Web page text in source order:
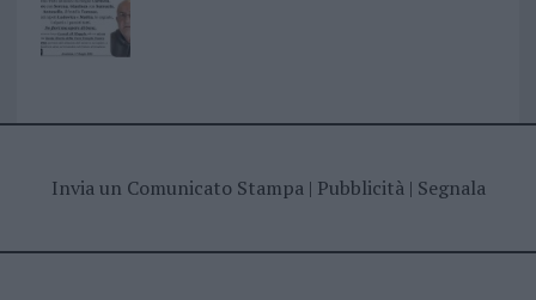
Invia un Comunicato Stampa| Pubblicità| Segnala